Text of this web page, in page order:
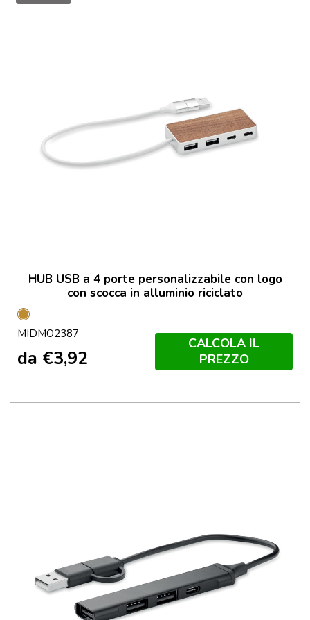
HUB USB a 4 porte personalizzabile con logo
con scocca in alluminio riciclato
Legno
MIDMO2387
da €3,92
CALCOLA IL
PREZZO